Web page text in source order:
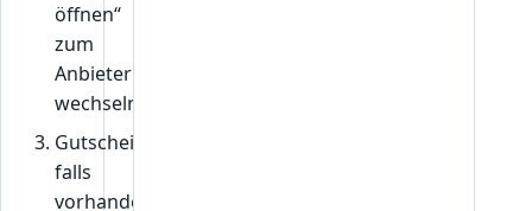
öffnen“
zum
Anbieter
wechseln.
Gutscheincode,
falls
vorhanden,